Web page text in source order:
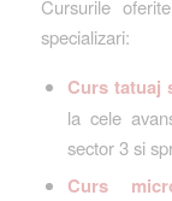
Cursurile
specializari:
Curs tatuaj
la cele
sector 3 si
Curs